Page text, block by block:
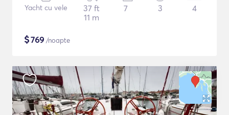
Yacht cu vele
37 ft
11 m
7 3 4
$769 /noapte